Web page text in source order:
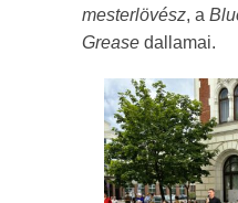
mesterlövész, a
Grease dallamai.